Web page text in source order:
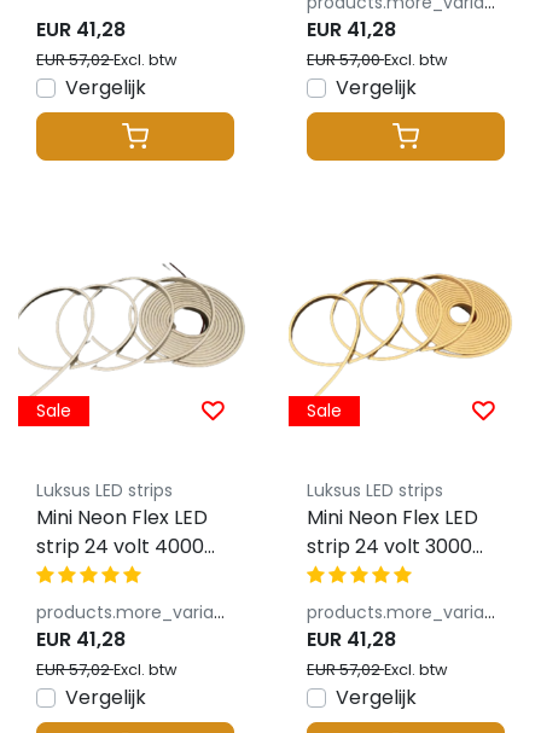
4x8mm IP65 – 3
meter
EUR 41,28
EUR 57,02Excl. btw
Vergelijk
4x8mm IP65
EUR 41,28
EUR 57,00Excl. btw
Vergelijk
Sale
Luksus LED strips
Mini Neon Flex LED
strip 24 volt 4000
kelvin natuurlijk wit
10W 1100LM 4x8mm
IP65
products.more_variants_available
EUR 41,28
EUR 57,02Excl. btw
Vergelijk
Sale
Luksus LED strips
Mini Neon Flex LED
strip 24 volt 3000
kelvin warm wit 10W
850LM 4x8mm IP65products.more_variants_available
EUR 41,28
EUR 57,02Excl. btw
Vergelijk